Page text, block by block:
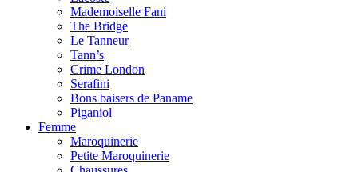
Mademoiselle Fani
The Bridge
Le Tanneur
Tann’s
Crime London
Serafini
Bons baisers de Paname
Piganiol
Femme
Maroquinerie
Petite Maroquinerie